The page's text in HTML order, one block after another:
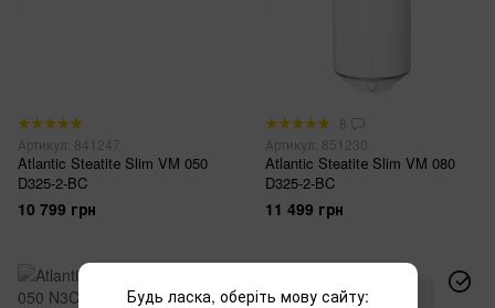
Артикул: 841247
Atlantic Steatitе Slim VM 050
D325-2-BC
10 799 грн
8
Артикул: 851230
Atlantic Steatitе Slim VM 080
D325-2-BC
11 499 грн
Будь ласка, оберіть мову сайту: